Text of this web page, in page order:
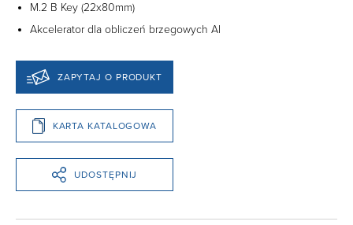
M.2 B Key (22x80mm)
Akcelerator dla obliczeń brzegowych AI
ZAPYTAJ O PRODUKT
KARTA KATALOGOWA
UDOSTĘPNIJ